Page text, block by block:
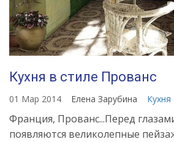
Кухня в стиле Прованс
01 Мар 2014 Елена Зарубина Кухня
Франция, Прованс...Перед
появляются великолепные